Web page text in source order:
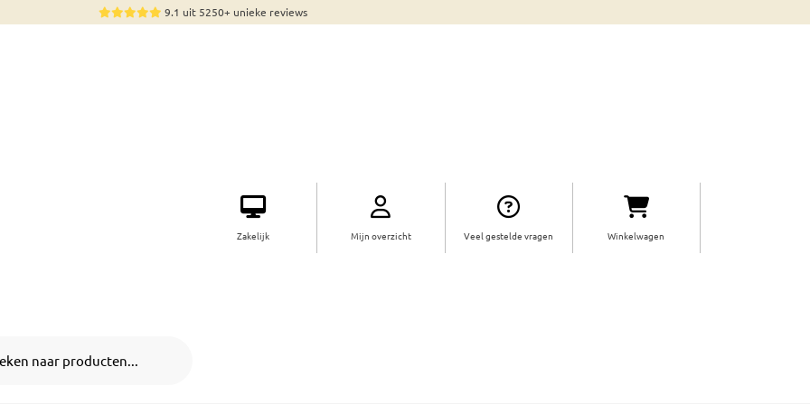
9.1 uit 5250+ unieke reviews
Zakelijk Mijn overzicht Veel gestelde vragen Winkelwagen